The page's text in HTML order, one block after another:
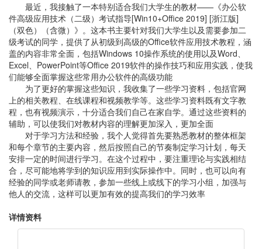
最近，我接触了一本特别适合我们大学生的教材——《办公软
件高级应用技术（二级）考试指导[Win10+Office 2019] [浙江版]
（双色）（含微）》。这本书主要针对我们大学生以及需要参加二
级考试的同学，提供了从初级到高级的Office软件应用技术教程，涵
盖的内容非常全面，包括Windows 10操作系统的使用以及Word、
Excel、PowerPoint等Office 2019软件的操作技巧和应用实践，使我
们能够全面掌握这些常用办公软件的高级功能
为了更好的掌握这些知识，我收集了一些学习资料，包括官网
上的相关教程、在线课程和视频教学等。这些学习资料既有文字教
程，也有视频演示，十分适合我们自己在家自学。通过这些资料的
辅助，可以使我们对教材内容的理解更加深入，更加全面
对于学习方法和经验，我个人觉得首先要熟悉教材的整体框架
和每个章节的主要内容，然后按照自己的节奏制定学习计划，每天
安排一定的时间进行学习。在这个过程中，要注重理论与实践相结
合，尽可能地将学到的知识应用到实际操作中。同时，也可以向有
经验的同学或老师请教，参加一些线上或线下的学习小组，加强与
他人的交流，这样可以更加有效的提高我们的学习效率
详情资料